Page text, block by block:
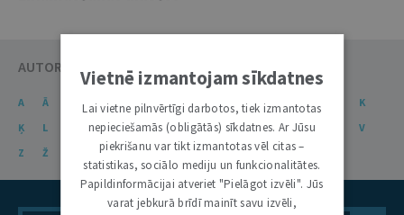
AUTORU KATALOGS
A Ā C Č D E Ē G Ģ
K
Ķ
L M N Ņ O P R S Š T U
V
Z
Ž
Vietnē izmantojam sīkdatnes
Lai vietne pilnvērtīgi darbotos, tiek izmantotas
nepieciešamās (obligātās) sīkdatnes. Ar Jūsu
piekrišanu var tikt izmantotas vēl citas –
statistikas, sociālo mediju un funkcionalitātes.
Papildinformācijai atveriet "Pielāgot izvēli". Jūs
varat jebkurā brīdī mainīt savu izvēli,